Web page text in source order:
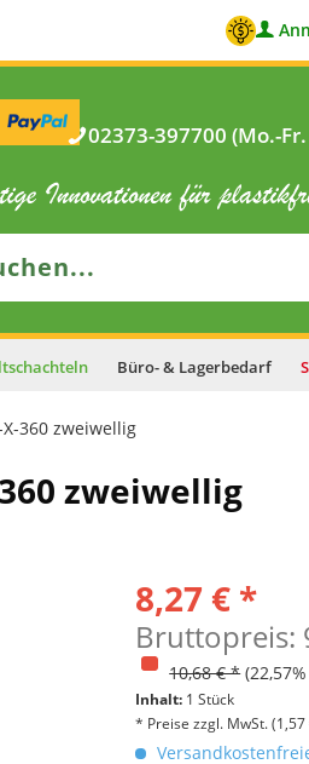
02373-397700 (Mo.-
Büro- & Lagerbedarf
360 zweiwellig
zweiwellig
8,27 € *
Bruttopreis:
10,68 € *
Inhalt: 1 Stück
* Preise zzgl. MwSt.(1,57